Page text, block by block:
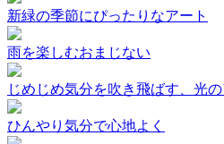
新緑の季節にぴったりなアート
雨を楽しむおまじない
じめじめ気分を吹き飛ばす、光の
ひんやり気分で心地よく